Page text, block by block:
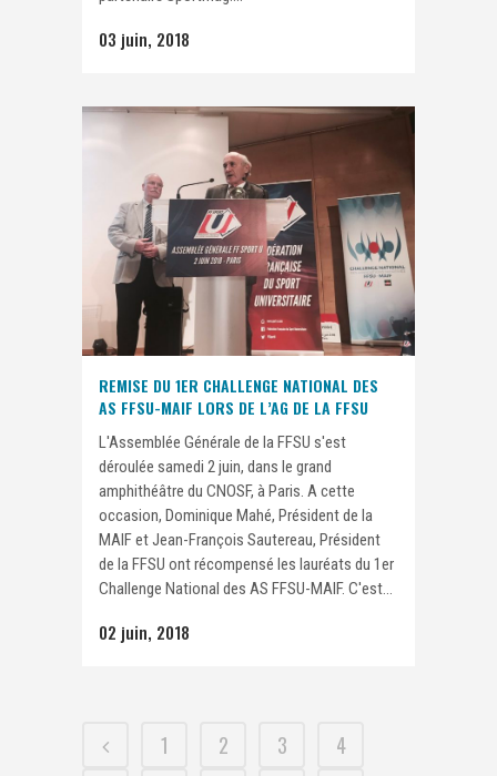
03 juin, 2018
REMISE DU 1ER CHALLENGE NATIONAL DES
AS FFSU-MAIF LORS DE L’AG DE LA FFSU
L'Assemblée Générale de la FFSU s'est
déroulée samedi 2 juin, dans le grand
amphithéâtre du CNOSF, à Paris. A cette
occasion, Dominique Mahé, Président de la
MAIF et Jean-François Sautereau, Président
de la FFSU ont récompensé les lauréats du 1er
Challenge National des AS FFSU-MAIF. C'est...
02 juin, 2018
1 2 3
4